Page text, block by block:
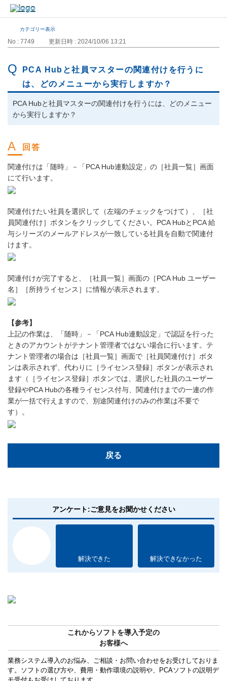
カテゴリー表示
No : 7749 更新日時 : 2024/10/06 13:21
PCA Hubと社員マスターの関連付けを行うに
は、どのメニューから実行しますか？
PCA Hubと社員マスターの関連付けを行うには、どのメニュー
から実行しますか？
関連付けは「随時」－「PCA Hub連動設定」の［社員一覧］画面
にて行います。
関連付けたい社員を選択して（左端のチェックをつけて）、［社
員関連付け］ボタンをクリックしてください。PCA HubとPCA 給
与シリーズのメールアドレスが一致している社員を自動で関連付
けます。
関連付けが完了すると、［社員一覧］画面の［PCA Hub ユーザー
名］［所持ライセンス］に情報が表示されます。
【参考】
上記の作業は、「随時」－「PCA Hub連動設定」で認証を行った
ときのアカウントがテナント管理者ではない場合に行います。テ
ナント管理者の場合は［社員一覧］画面で［社員関連付け］ボタ
ンは表示されず、代わりに［ライセンス登録］ボタンが表示され
ます（［ライセンス登録］ボタンでは、選択した社員のユーザー
登録やPCA Hubの各種ライセンス付与、関連付けまでの一連の作
業が一括で行えますので、別途関連付けのみの作業は不要で
す）。
戻る
アンケート:ご意見をお聞かせください
解決できた 解決できなかった
これからソフトを導入予定の
お客様へ
業務システム導入のお悩み、ご相談・お問い合わせをお受けしておりま
す。ソフトの選び方や、費用・動作環境の説明や、PCAソフトの説明デ